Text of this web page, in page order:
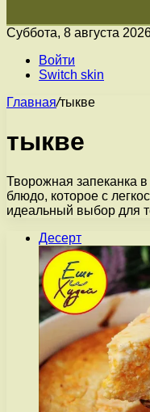
Суббота, 8 августа
Войти
Switch skin
Главная/тыкве
тыкве
Творожная запеканка
блюдо, которое с
идеальный выбор для
Десерт